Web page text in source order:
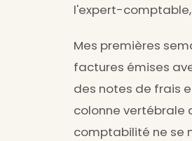
l'expert-comptable,
Mes premières
factures émises
des notes de frais
colonne vertébrale
comptabilité ne se